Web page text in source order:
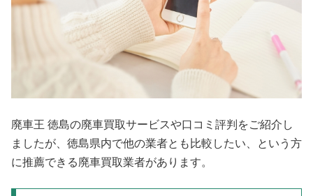
廃車王 徳島の廃車買取サービスや口コミ評判をご紹介し
ましたが、徳島県内で他の業者とも比較したい、という方
に推薦できる廃車買取業者があります。